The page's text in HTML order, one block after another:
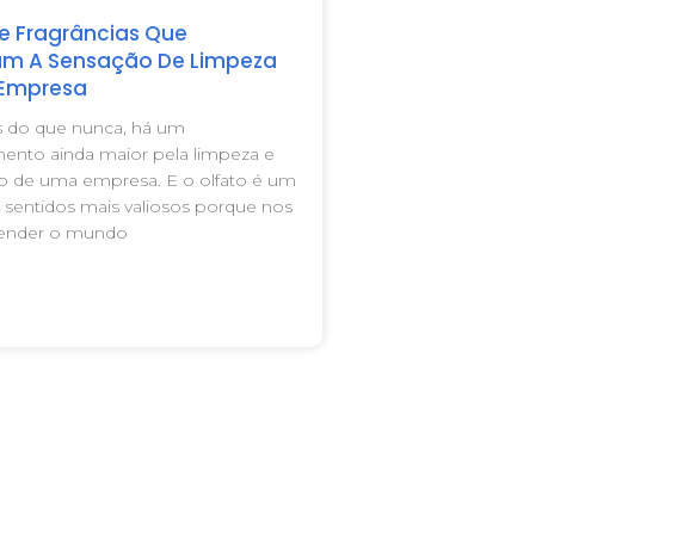
Fragrâncias Que
A Sensação De Limpeza
do que nunca, há um
ainda maior pela limpeza e
de uma empresa. E o olfato é um
sentidos mais valiosos porque nos
o mundo